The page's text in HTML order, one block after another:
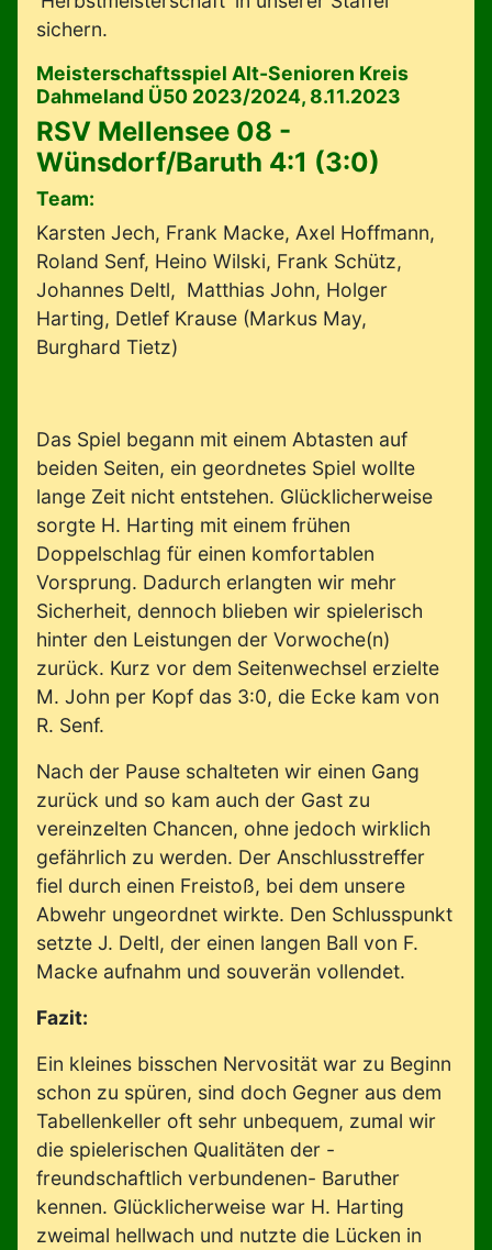
sichern.
Meisterschaftsspiel Alt-Senioren Kreis
Dahmeland Ü50 2023/2024, 8.11.2023
RSV Mellensee 08 -
Wünsdorf/Baruth 4:1 (3:0)
Team:
Karsten Jech, Frank Macke, Axel Hoffmann,
Roland Senf, Heino Wilski, Frank Schütz,
Johannes Deltl, Matthias John, Holger
Harting, Detlef Krause (Markus May,
Burghard Tietz)
Das Spiel begann mit einem Abtasten auf
beiden Seiten, ein geordnetes Spiel wollte
lange Zeit nicht entstehen. Glücklicherweise
sorgte H. Harting mit einem frühen
Doppelschlag für einen komfortablen
Vorsprung. Dadurch erlangten wir mehr
Sicherheit, dennoch blieben wir spielerisch
hinter den Leistungen der Vorwoche(n)
zurück. Kurz vor dem Seitenwechsel erzielte
M. John per Kopf das 3:0, die Ecke kam von
R. Senf.
Nach der Pause schalteten wir einen Gang
zurück und so kam auch der Gast zu
vereinzelten Chancen, ohne jedoch wirklich
gefährlich zu werden. Der Anschlusstreffer
fiel durch einen Freistoß, bei dem unsere
Abwehr ungeordnet wirkte. Den Schlusspunkt
setzte J. Deltl, der einen langen Ball von F.
Macke aufnahm und souverän vollendet.
Fazit:
Ein kleines bisschen Nervosität war zu Beginn
schon zu spüren, sind doch Gegner aus dem
Tabellenkeller oft sehr unbequem, zumal wir
die spielerischen Qualitäten der -
freundschaftlich verbundenen- Baruther
kennen. Glücklicherweise war H. Harting
zweimal hellwach und nutzte die Lücken in